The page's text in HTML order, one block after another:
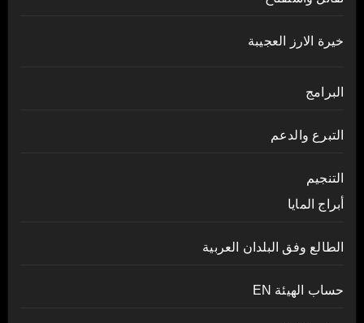
خيرة الارز العجيبة
البرامج
التبرع والدعم
التنجيم
أبراج المايا
الطالع وفق البلدان العربية
حساب الهيئة EN